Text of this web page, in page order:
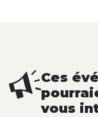
Ces
vous